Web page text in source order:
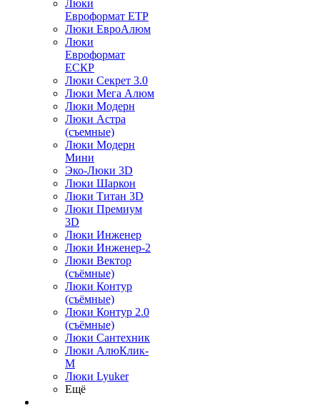
Люки
Евроформат ЕТР
Люки ЕвроАлюм
Люки
Евроформат
ЕСКР
Люки Секрет 3.0
Люки Мега Алюм
Люки Модерн
Люки Астра
(съемные)
Люки Модерн
Мини
Эко-Люки 3D
Люки Шаркон
Люки Титан 3D
Люки Премиум
3D
Люки Инженер
Люки Инженер-2
Люки Вектор
(съёмные)
Люки Контур
(съёмные)
Люки Контур 2.0
(съёмные)
Люки Сантехник
Люки АлюКлик-
М
Люки Lyuker
Ещё